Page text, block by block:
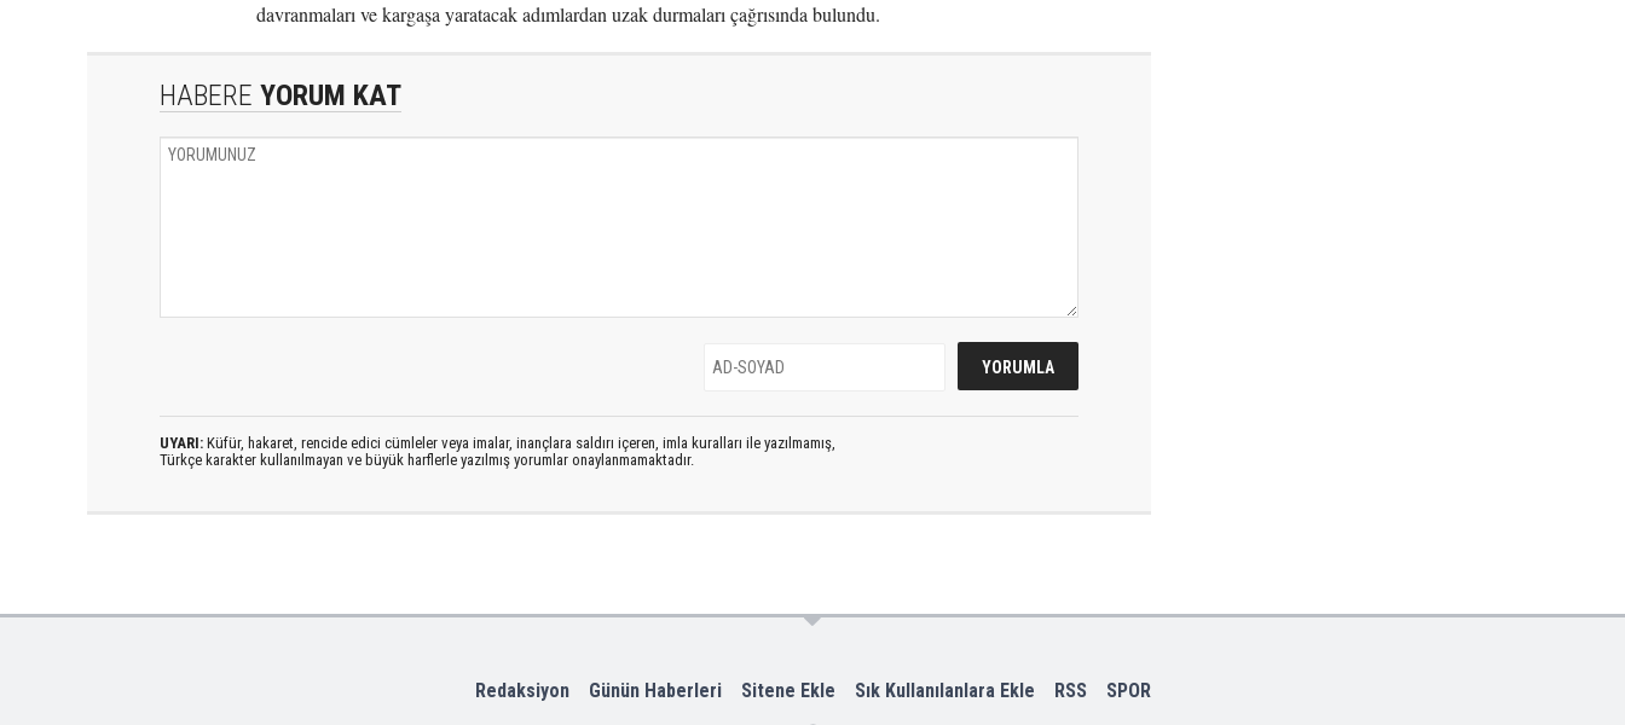
davranmaları ve kargaşa yaratacak adımlardan uzak durmaları çağrısında bulundu.
HABERE YORUM KAT
UYARI: Küfür, hakaret, rencide edici cümleler veya imalar, inançlara saldırı içeren, imla kuralları ile yazılmamış,
Türkçe karakter kullanılmayan ve büyük harflerle yazılmış yorumlar onaylanmamaktadır.
Redaksiyon Günün Haberleri Sitene Ekle Sık Kullanılanlara Ekle RSS SPOR